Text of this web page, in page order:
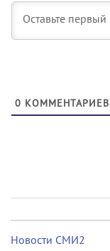
0 КОММЕНТАРИЕВ
Новости СМИ2